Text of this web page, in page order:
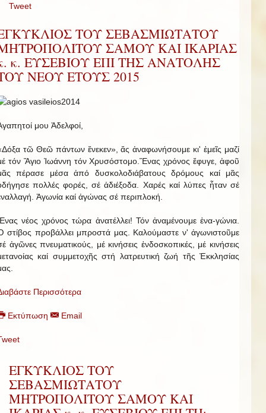
Tweet
ΤΟΥ ΣΕΒΑΣΜΙΩΤΑΤΟΥ
ΣΑΜΟΥ ΚΑΙ ΙΚΑΡΙΑΣ
κ. ΕΥΣΕΒΙΟΥ ΕΠΙ ΤΗΣ ΑΝΑΤΟΛΗΣ
ΝΕΟΥ ΕΤΟΥΣ 2015
μου Ἀδελφοί,
τῶ Θεῶ πάντων ἕνεκεν», ἄς ἀναφωνήσουμε κι' ἐμεῖς μαζί
τόν Ἅγιο Ἰωάννη τόν Χρυσόστομο.Ἕνας χρόνος ἔφυγε, ἀφοῦ
πέρασε μέσα ἀπό δυσκολοδιάβατους δρόμους καί μᾶς
πολλές φορές, σέ ἀδιέξοδα. Χαρές καί λύπες ἦταν σέ
Ἀγωνία καί ἀγώνας σέ περιπλοκή.
νέος χρόνος τώρα ἀνατέλλει! Τόν ἀναμένουμε ἐνα-γώνια.
στίβος προβάλλει μπροστά μας. Καλούμαστε ν' ἀγωνιστοῦμε
ἀγῶνες πνευματικούς, μέ κινήσεις ἐνδοσκοπικές, μέ κινήσεις
καί συμμετοχῆς στή λατρευτική ζωή τῆς Ἐκκλησίας
Περισσότερα
Εκτύπωση Email
ΕΓΚΥΚΛΙΟΣ ΤΟΥ
ΣΕΒΑΣΜΙΩΤΑΤΟΥ
ΜΗΤΡΟΠΟΛΙΤΟΥ ΣΑΜΟΥ ΚΑΙ